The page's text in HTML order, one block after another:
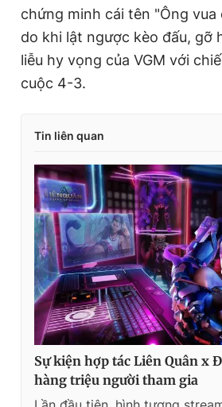
chứng minh cái tên "Ông vua
do khi lật ngược kèo đấu, gỡ
liễu hy vọng của VGM với
cuộc 4-3.
Tin liên quan
Sự kiện hợp tác Liên Quân x
hàng triệu người tham gia